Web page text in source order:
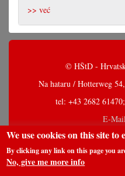
>> već
© HŠtD -
Na hataru / Hotterweg
tel: +43 2682
E-
We use cookies on this site
By clicking any link on this page you
No, give me more info